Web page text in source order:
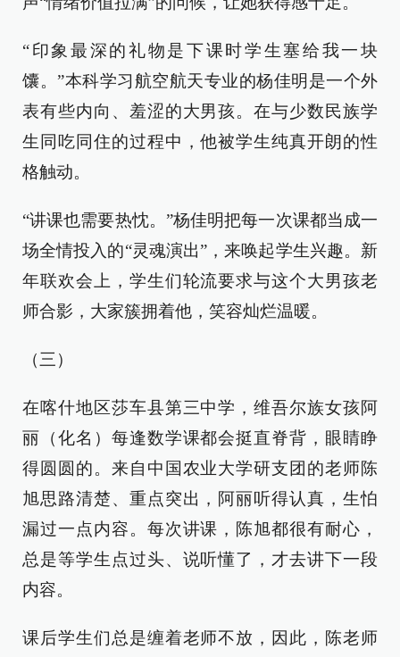
“印象最深的礼物是下课时学生塞给我一块
馕。”本科学习航空航天专业的杨佳明是一个外
表有些内向、羞涩的大男孩。在与少数民族学
生同吃同住的过程中，他被学生纯真开朗的性
格触动。
“讲课也需要热忱。”杨佳明把每一次课都当成一
场全情投入的“灵魂演出”，来唤起学生兴趣。新
年联欢会上，学生们轮流要求与这个大男孩老
师合影，大家簇拥着他，笑容灿烂温暖。
（三）
在喀什地区莎车县第三中学，维吾尔族女孩阿
丽（化名）每逢数学课都会挺直脊背，眼睛睁
得圆圆的。来自中国农业大学研支团的老师陈
旭思路清楚、重点突出，阿丽听得认真，生怕
漏过一点内容。每次讲课，陈旭都很有耐心，
总是等学生点过头、说听懂了，才去讲下一段
内容。
课后学生们总是缠着老师不放，因此，陈老师